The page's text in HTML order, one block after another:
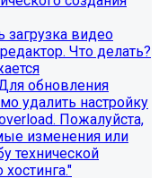
модулями
загрузка видео
Что делать?
обновления
удалить настройку
Пожалуйста,
изменения или
технической